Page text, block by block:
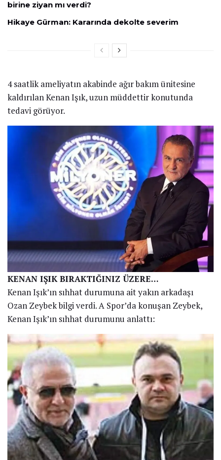
birine ziyan mı verdi?
Hikaye Gürman: Kararında dekolte severim
4 saatlik ameliyatın akabinde ağır bakım ünitesine
kaldırılan Kenan Işık, uzun müddettir konutunda
tedavi görüyor.
KENAN IŞIK BIRAKTIĞINIZ ÜZERE…
Kenan Işık’ın sıhhat durumuna ait yakın arkadaşı
Ozan Zeybek bilgi verdi. A Spor’da konuşan Zeybek,
Kenan Işık’ın sıhhat durumunu anlattı: